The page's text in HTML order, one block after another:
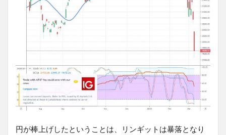
円が棒上げしたということは、リンギットは暴落となり